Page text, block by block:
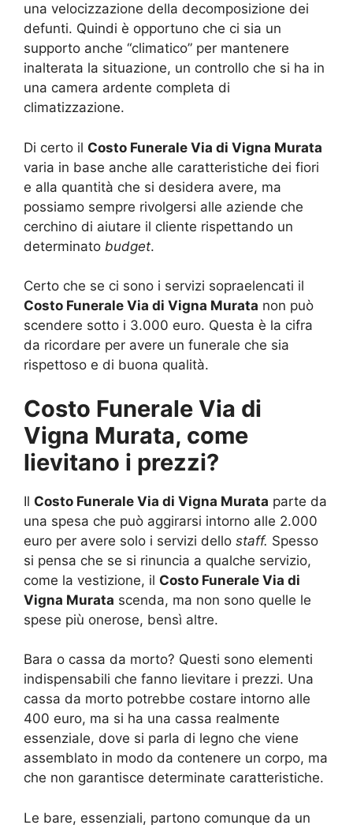
una velocizzazione della decomposizione dei
defunti. Quindi è opportuno che ci sia un
supporto anche “climatico” per mantenere
inalterata la situazione, un controllo che si ha in
una camera ardente completa di
climatizzazione.
Di certo il Costo Funerale Via di Vigna Murata
varia in base anche alle caratteristiche dei fiori
e alla quantità che si desidera avere, ma
possiamo sempre rivolgersi alle aziende che
cerchino di aiutare il cliente rispettando un
determinato budget.
Certo che se ci sono i servizi sopraelencati il
Costo Funerale Via di Vigna Murata non può
scendere sotto i 3.000 euro. Questa è la cifra
da ricordare per avere un funerale che sia
rispettoso e di buona qualità.
Costo Funerale Via di
Vigna Murata, come
lievitano i prezzi?
Il Costo Funerale Via di Vigna Murata parte da
una spesa che può aggirarsi intorno alle 2.000
euro per avere solo i servizi dello staff. Spesso
si pensa che se si rinuncia a qualche servizio,
come la vestizione, il Costo Funerale Via di
Vigna Murata scenda, ma non sono quelle le
spese più onerose, bensì altre.
Bara o cassa da morto? Questi sono elementi
indispensabili che fanno lievitare i prezzi. Una
cassa da morto potrebbe costare intorno alle
400 euro, ma si ha una cassa realmente
essenziale, dove si parla di legno che viene
assemblato in modo da contenere un corpo, ma
che non garantisce determinate caratteristiche.
Le bare, essenziali, partono comunque da un